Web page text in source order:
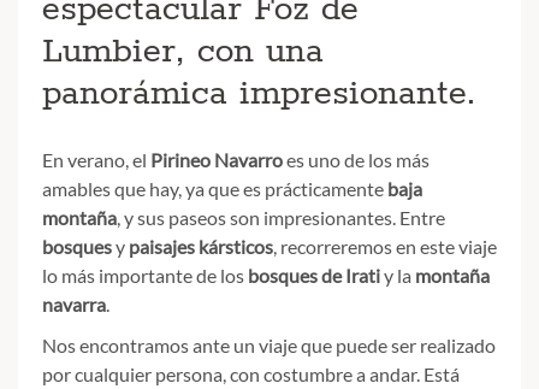
espectacular Foz de
Lumbier, con una
panorámica impresionante.
En verano, el Pirineo Navarroes uno de los más
amables que hay, ya que es prácticamente baja
montaña, y sus paseos son impresionantes. Entre
bosquesy paisajes kársticos, recorreremos en este viaje
lo más importante de los bosques de Iratiy la montaña
navarra.
Nos encontramos ante un viaje que puede ser realizado
por cualquier persona, con costumbre a andar. Está